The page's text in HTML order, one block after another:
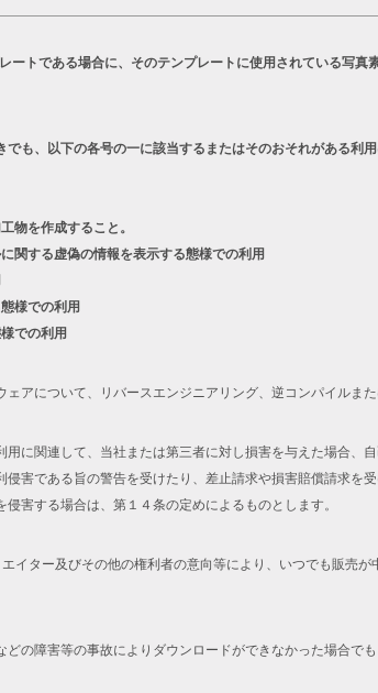
トである場合に、そのテンプレートに使用されている写真
も、以下の各号の一に該当するまたはそのおそれがある利用
物を作成すること。
関する虚偽の情報を表示する態様での利用
様での利用
での利用
アについて、リバースエンジニアリング、逆コンパイルまた
に関連して、当社または第三者に対し損害を与えた場合、
害である旨の警告を受けたり、差止請求や損害賠償請求を
害する場合は、第１４条の定めによるものとします。
ター及びその他の権利者の意向等により、いつでも販売が
の障害等の事故によりダウンロードができなかった場合で